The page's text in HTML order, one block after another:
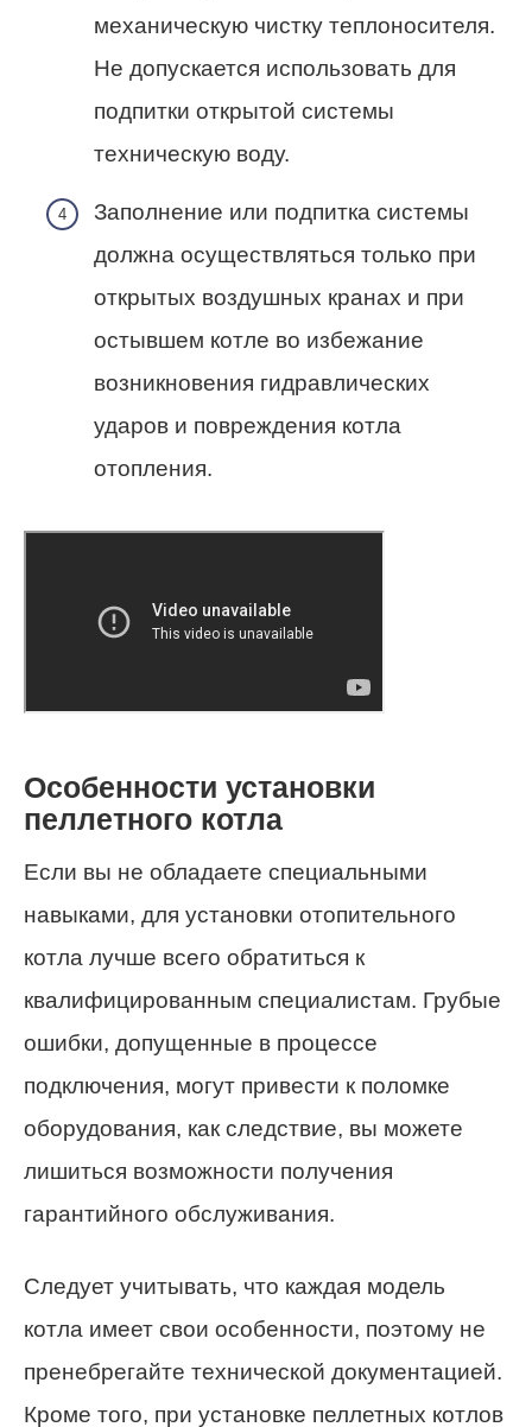
механическую чистку теплоносителя.
Не допускается использовать для
подпитки открытой системы
техническую воду.
Заполнение или подпитка системы
должна осуществляться только при
открытых воздушных кранах и при
остывшем котле во избежание
возникновения гидравлических
ударов и повреждения котла
отопления.
Особенности установки
пеллетного котла
Если вы не обладаете специальными
навыками, для установки отопительного
котла лучше всего обратиться к
квалифицированным специалистам. Грубые
ошибки, допущенные в процессе
подключения, могут привести к поломке
оборудования, как следствие, вы можете
лишиться возможности получения
гарантийного обслуживания.
Следует учитывать, что каждая модель
котла имеет свои особенности, поэтому не
пренебрегайте технической документацией.
Кроме того, при установке пеллетных котлов